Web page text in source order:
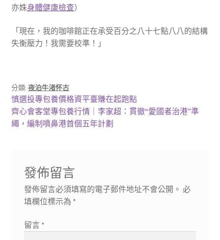
亦姝身體健康檢查）
「現在，我的咖啡館正在承受百分之八十七點八八的結構
失衡壓力！我需要校準！」
分類: 夜泊牛渚怀古
文
章
上
一
篇
慎選投專包養價格資平臺賺在起跑點
下
一
齊心會客堂專包養行情｜李家超：貫徹“愛國者治港”準
繩，編制噴鼻港首個五年計劃
發佈留言
發佈留言必須填寫的電子郵件地址不會公開。 必
填欄位標示為 *
留言 *